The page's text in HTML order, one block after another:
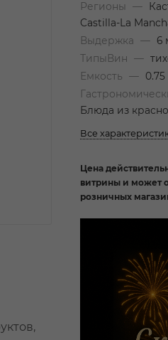
Регионы
—
Castilla-La
Выдержка
—
6
ТипыВин
—
Емкость
—
0.75
Блюда из
Все
Цена
витрины и может
розничных